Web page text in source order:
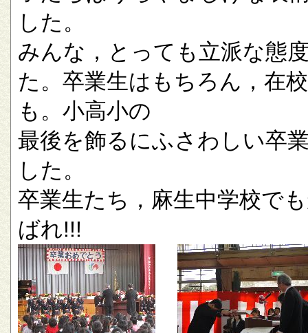
した。
みんな，とっても立派な態
た。卒業生はもちろん，在
も。小高小の
最後を飾るにふさわしい卒
した。
卒業生たち，麻生中学校で
ばれ!!!